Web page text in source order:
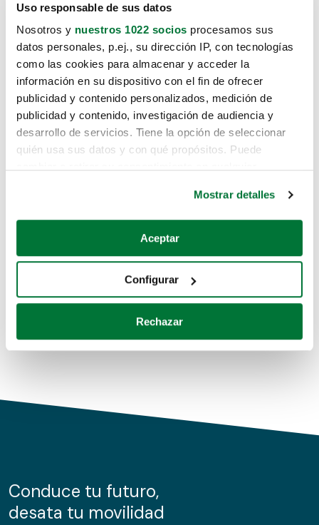
Uso responsable de sus datos
Nosotros y nuestros 1022 socios procesamos sus
datos personales, p.ej., su dirección IP, con tecnologías
como las cookies para almacenar y acceder la
información en su dispositivo con el fin de ofrecer
publicidad y contenido personalizados, medición de
publicidad y contenido, investigación de audiencia y
desarrollo de servicios. Tiene la opción de seleccionar
quién usa sus datos y con qué propósitos. Puede
Si lo permite, también quisiéramos:
Recopilar información sobre su ubicación geográfica
Identificar su dispositivo analizándolo activamente
para buscar características específicas (huellas
Obtenga más información sobre cómo se procesan sus
de cookies.
información sobre el uso que haga del sitio web con
nuestros partners de redes sociales, publicidad y análisis
Mostrar detalles
Aceptar
Configurar
Rechazar
Lo sentimos, no sabemos como
te hemos traido hasta aquí.
Pero puedes encontrar el coche que estás
buscando en alguno de estos enlaces:
Coches de segunda mano
Coches de km0
Conduce tu futuro,
desata tu movilidad